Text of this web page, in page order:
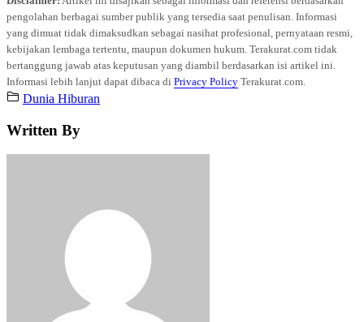
pengolahan berbagai sumber publik yang tersedia saat penulisan. Informasi
yang dimuat tidak dimaksudkan sebagai nasihat profesional, pernyataan resmi,
kebijakan lembaga tertentu, maupun dokumen hukum. Terakurat.com tidak
bertanggung jawab atas keputusan yang diambil berdasarkan isi artikel ini.
Informasi lebih lanjut dapat dibaca di Privacy Policy Terakurat.com.
Dunia Hiburan
Written By